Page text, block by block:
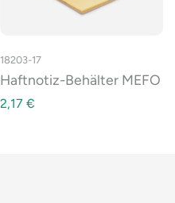
18203-17
Haftnotiz-Behälter MEFO
2,17 €